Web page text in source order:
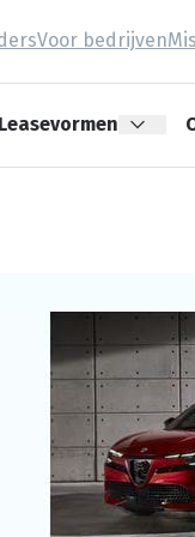
Voor bedrijven